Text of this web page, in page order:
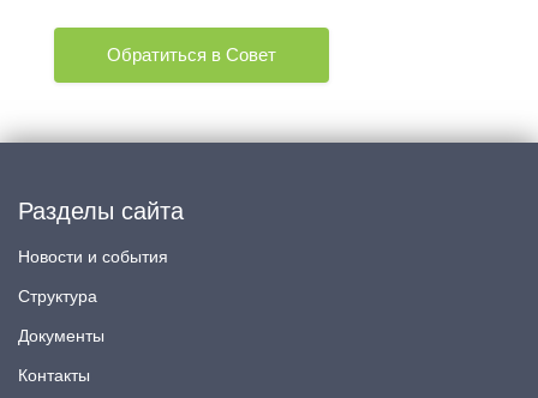
Обратиться в Совет
Разделы сайта
Новости и события
Структура
Документы
Контакты